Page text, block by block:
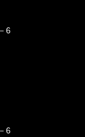
6
6